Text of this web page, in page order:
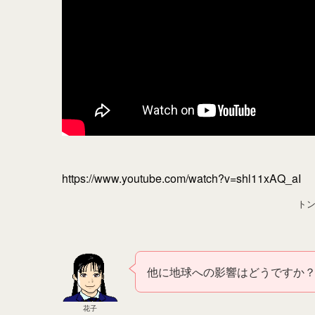
https://www.youtube.com/watch?v=shl11xAQ_aI
ト
花子
他に地球への影響はどうですか？